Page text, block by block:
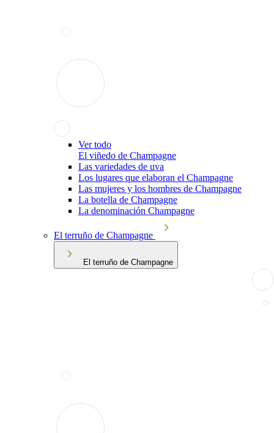
Ver todo
El viñedo de Champagne
Las variedades de uva
Los lugares que elaboran el Champagne
Las mujeres y los hombres de Champagne
La botella de Champagne
La denominación Champagne
El terruño de Champagne
El terruño de Champagne